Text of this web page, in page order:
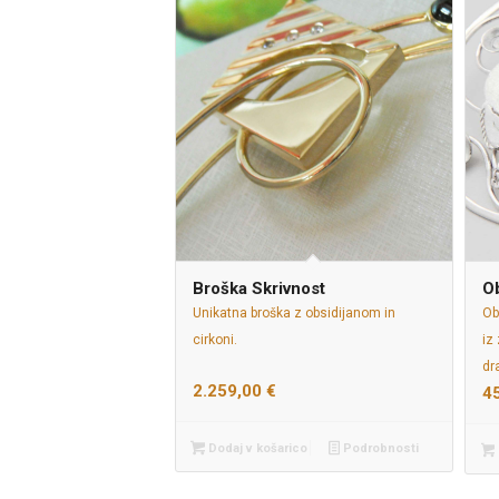
Broška Skrivnost
Unikatna broška z obsidijanom in
cirkoni.
2.259,00 €
Dodaj v košarico Podrobnosti
iz